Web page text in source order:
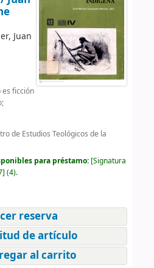
Juan
es ficción
de Estudios Teológicos de la
para préstamo: Signatura
(4).
reserva
de artículo
al carrito